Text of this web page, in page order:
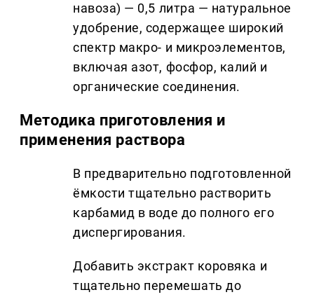
навоза) — 0,5 литра — натуральное
удобрение, содержащее широкий
спектр макро- и микроэлементов,
включая азот, фосфор, калий и
органические соединения.
Методика приготовления и
применения раствора
В предварительно подготовленной
ёмкости тщательно растворить
карбамид в воде до полного его
диспергирования.
Добавить экстракт коровяка и
тщательно перемешать до